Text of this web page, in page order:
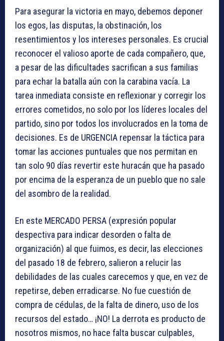
Para asegurar la victoria en mayo, debemos deponer
los egos, las disputas, la obstinación, los
resentimientos y los intereses personales. Es crucial
reconocer el valioso aporte de cada compañero, que,
a pesar de las dificultades sacrifican a sus familias
para echar la batalla aún con la carabina vacía. La
tarea inmediata consiste en reflexionar y corregir los
errores cometidos, no solo por los líderes locales del
partido, sino por todos los involucrados en la toma de
decisiones. Es de URGENCIA repensar la táctica para
tomar las acciones puntuales que nos permitan en
tan solo 90 días revertir este huracán que ha pasado
por encima de la esperanza de un pueblo que no sale
del asombro de la realidad.
En este MERCADO PERSA (expresión popular
despectiva para indicar desorden o falta de
organización) al que fuimos, es decir, las elecciones
del pasado 18 de febrero, salieron a relucir las
debilidades de las cuales carecemos y que, en vez de
repetirse, deben erradicarse. No fue cuestión de
compra de cédulas, de la falta de dinero, uso de los
recursos del estado… ¡NO! La derrota es producto de
nosotros mismos, no hace falta buscar culpables,